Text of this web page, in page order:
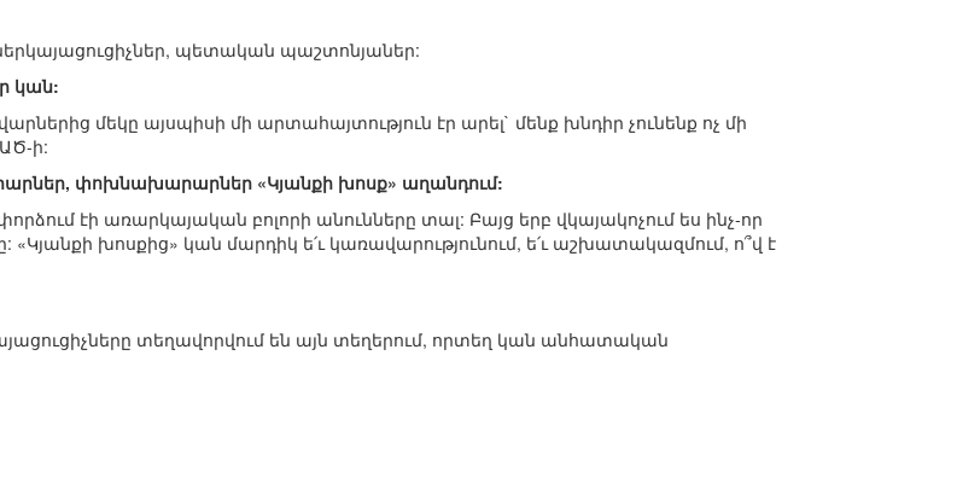
ներկայացուցիչներ, պետական պաշտոնյաներ:
կան:
մեկը այսպիսի մի արտահայտություն էր արել` մենք խնդիր չունենք ոչ մի
ի:
փոխնախարարներ «Կյանքի խոսք» աղանդում:
էի առարկայական բոլորի անունները տալ: Բայց երբ վկայակոչում ես ինչ-որ
«Կյանքի խոսքից» կան մարդիկ ե՛ւ կառավարությունում, ե՛ւ աշխատակազմում, ո՞վ է
տեղավորվում են այն տեղերում, որտեղ կան անհատական